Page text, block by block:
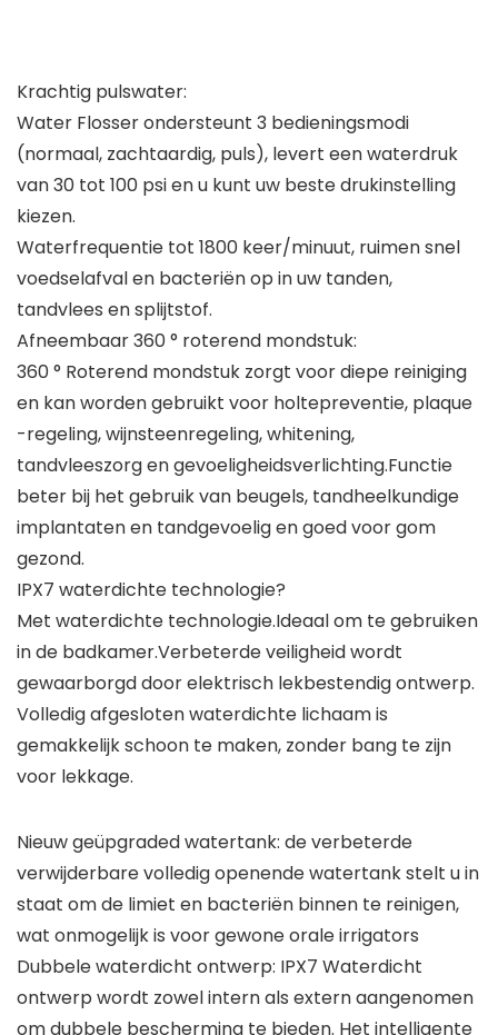
Krachtig pulswater:
Water Flosser ondersteunt 3 bedieningsmodi
(normaal, zachtaardig, puls), levert een waterdruk
van 30 tot 100 psi en u kunt uw beste drukinstelling
kiezen.
Waterfrequentie tot 1800 keer/minuut, ruimen snel
voedselafval en bacteriën op in uw tanden,
tandvlees en splijtstof.
Afneembaar 360 ° roterend mondstuk:
360 ° Roterend mondstuk zorgt voor diepe reiniging
en kan worden gebruikt voor holtepreventie, plaque
-regeling, wijnsteenregeling, whitening,
tandvleeszorg en gevoeligheidsverlichting.Functie
beter bij het gebruik van beugels, tandheelkundige
implantaten en tandgevoelig en goed voor gom
gezond.
IPX7 waterdichte technologie?
Met waterdichte technologie.Ideaal om te gebruiken
in de badkamer.Verbeterde veiligheid wordt
gewaarborgd door elektrisch lekbestendig ontwerp.
Volledig afgesloten waterdichte lichaam is
gemakkelijk schoon te maken, zonder bang te zijn
voor lekkage.
Nieuw geüpgraded watertank: de verbeterde
verwijderbare volledig openende watertank stelt u in
staat om de limiet en bacteriën binnen te reinigen,
wat onmogelijk is voor gewone orale irrigators
Dubbele waterdicht ontwerp: IPX7 Waterdicht
ontwerp wordt zowel intern als extern aangenomen
om dubbele bescherming te bieden. Het intelligente